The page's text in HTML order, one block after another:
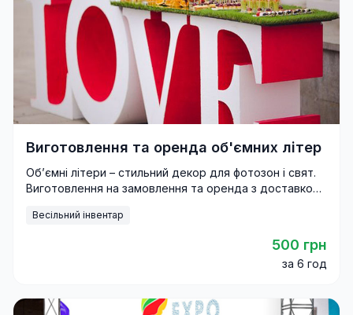
Виготовлення та оренда об'ємних літер
Об’ємні літери – стильний декор для фотозон і свят.
Виготовлення на замовлення та оренда з доставкою
Весільний інвентар
500 грн
за 6 год